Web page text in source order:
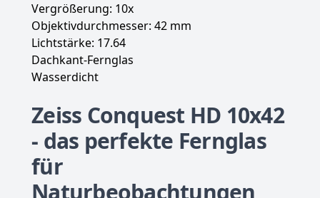
Vergrößerung: 10x
Objektivdurchmesser: 42 mm
Lichtstärke: 17.64
Dachkant-Fernglas
Wasserdicht
Zeiss Conquest HD 10x42
- das perfekte Fernglas
für